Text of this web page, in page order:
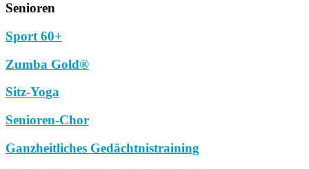
Senioren
Sport 60+
Zumba Gold®
Sitz-Yoga
Senioren-Chor
Ganzheitliches Gedächtnistraining